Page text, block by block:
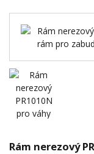
Rám nerezový